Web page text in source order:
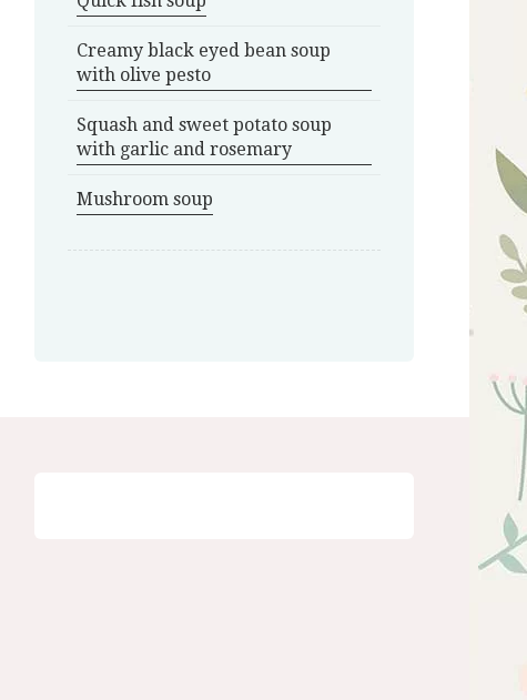
Creamy black eyed bean soup
with olive pesto
Squash and sweet potato soup
with garlic and rosemary
Mushroom soup